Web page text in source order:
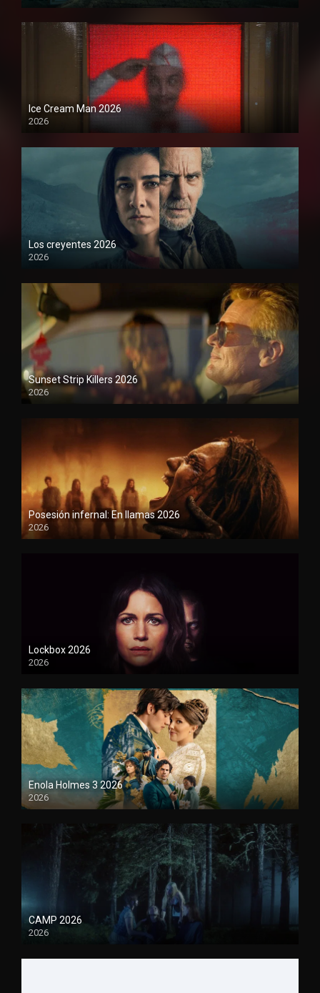
Ice Cream Man 2026
2026
Los creyentes 2026
2026
1080P
Sunset Strip Killers 2026
2026
1080P
Posesión infernal: En llamas 2026
2026
1080P
Lockbox 2026
2026
1080P
Enola Holmes 3 2026
2026
1080P
CAMP 2026
2026
1080P